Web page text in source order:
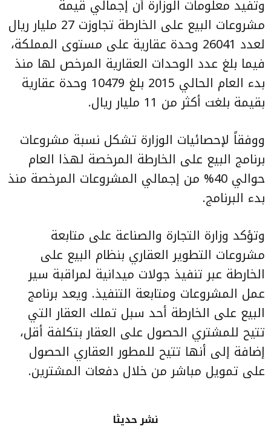
وتفيد معلومات الوزارة أن إجمالي قيمة
مشروعات البيع على الخارطة تجاوزت 27 مليار ريال
لعدد 26041 وحدة عقارية على مستوى المملكة،
فيما بلغ عدد الوحدات العقارية المرخص لها منذ
بدء العام الحالي 2015 بلغ 10479 وحدة عقارية
بقيمة بلغت أكثر من 11 مليار ريال.
ووفقاً لإحصائيات الوزارة تشكل نسبة مشروعات
برنامج البيع على الخارطة المرخصة لهذا العام
حوالي 40% من إجمالي المشروعات المرخصة منذ
بدء البرنامج.
وتؤكد وزارة التجارة والصناعة على متابعة
مشروعات التطوير العقاري بنظام البيع على
الخارطة عبر تنفيذ جولات ميدانية لمراقبة سير
عمل المشروعات ومتابعة التنفيذ. ويعد برنامج
البيع على الخارطة أحد سبل تملك العقار التي
تتيح للمشتري الحصول على العقار بتكلفة أقل،
إضافة إلى أنها تتيح للمطور العقاري الحصول
على تمويل مباشر من خلال دفعات المشترين.
نشر حديثا